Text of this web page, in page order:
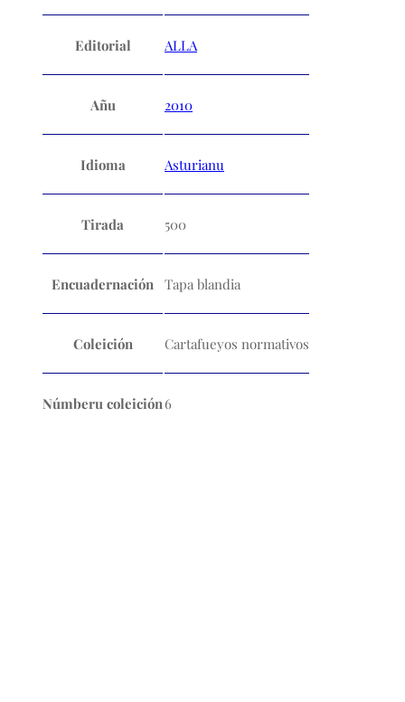
Editorial ALLA
Añu 2010
Idioma Asturianu
Tirada 500
Encuadernación Tapa blandia
Coleición Cartafueyos normativos
Númberu coleición6